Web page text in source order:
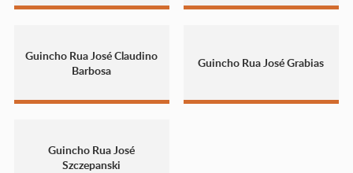
Guincho Rua José Claudino
Barbosa
Guincho Rua José Grabias
Guincho Rua José
Szczepanski